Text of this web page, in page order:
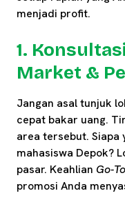
menjadi profit.
1.
Market &
Jangan asal tunjuk
cepat bakar uang.
area tersebut. Siapa
mahasiswa Depok?
pasar. Keahlian Go-
promosi Anda